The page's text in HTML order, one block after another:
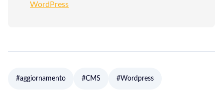
WordPress
#aggiornamento #CMS #Wordpress